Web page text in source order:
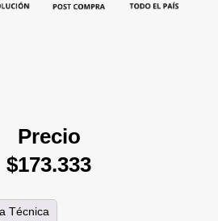
Precio
$173.333
Técnica